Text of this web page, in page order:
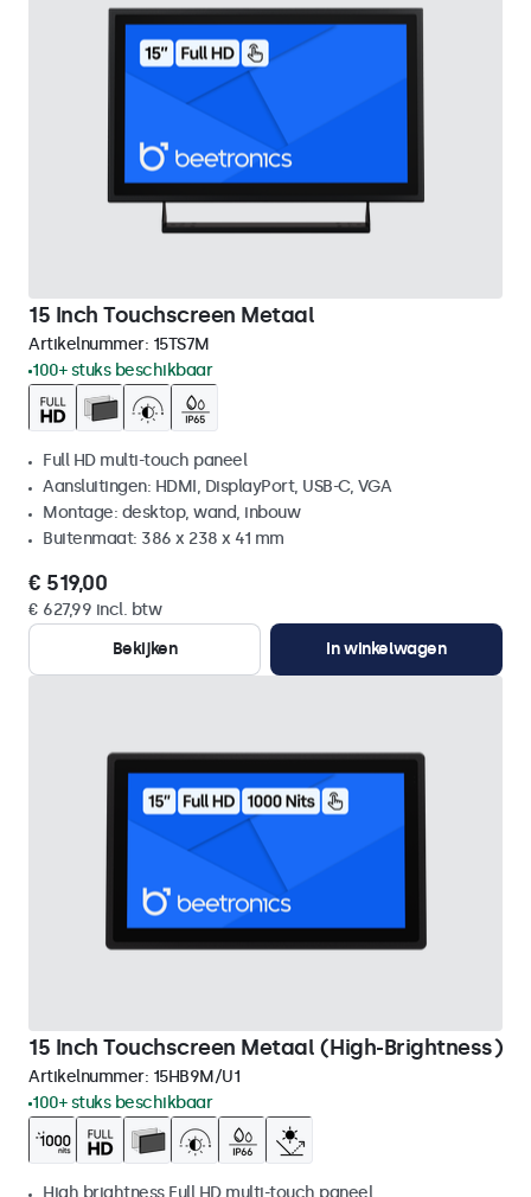
15 Inch Touchscreen Metaal
Artikelnummer: 15TS7M
100+ stuks beschikbaar
Full HD multi-touch paneel
Aansluitingen: HDMI, DisplayPort, USB-C, VGA
Montage: desktop, wand, inbouw
Buitenmaat: 386 x 238 x 41 mm
€ 519,00
€ 627,99 incl. btw
Bekijken
In winkelwagen
15 Inch Touchscreen Metaal (High-Brightness)
Artikelnummer: 15HB9M/U1
100+ stuks beschikbaar
High brightness Full HD multi-touch paneel